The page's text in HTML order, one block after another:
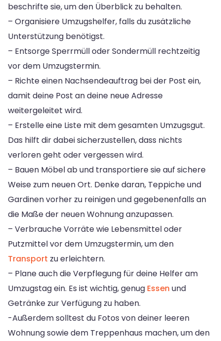
beschrifte sie, um den Überblick zu behalten.
– Organisiere Umzugshelfer, falls du zusätzliche
Unterstützung benötigst.
– Entsorge Sperrmüll oder Sondermüll rechtzeitig
vor dem Umzugstermin.
– Richte einen Nachsendeauftrag bei der Post ein,
damit deine Post an deine neue Adresse
weitergeleitet wird.
– Erstelle eine Liste mit dem gesamten Umzugsgut.
Das hilft dir dabei sicherzustellen, dass nichts
verloren geht oder vergessen wird.
– Bauen Möbel ab und transportiere sie auf sichere
Weise zum neuen Ort. Denke daran, Teppiche und
Gardinen vorher zu reinigen und gegebenenfalls an
die Maße der neuen Wohnung anzupassen.
– Verbrauche Vorräte wie Lebensmittel oder
Putzmittel vor dem Umzugstermin, um den
Transport zu erleichtern.
– Plane auch die Verpflegung für deine Helfer am
Umzugstag ein. Es ist wichtig, genug Essen und
Getränke zur Verfügung zu haben.
-Außerdem solltest du Fotos von deiner leeren
Wohnung sowie dem Treppenhaus machen, um den